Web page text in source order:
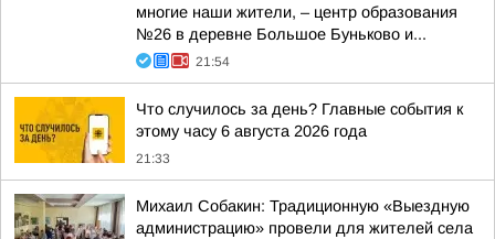
многие наши жители, – центр образования
№26 в деревне Большое Буньково и...
21:54
Что случилось за день? Главные события к
этому часу 6 августа 2026 года
21:33
Михаил Собакин: Традиционную «Выездную
администрацию» провели для жителей села